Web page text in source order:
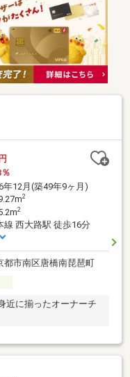
年12月(築49年9ヶ月)
2
2
線 西大路駅 徒歩16分
都市南区唐橋南琵琶町
近に揃ったオーナーチ